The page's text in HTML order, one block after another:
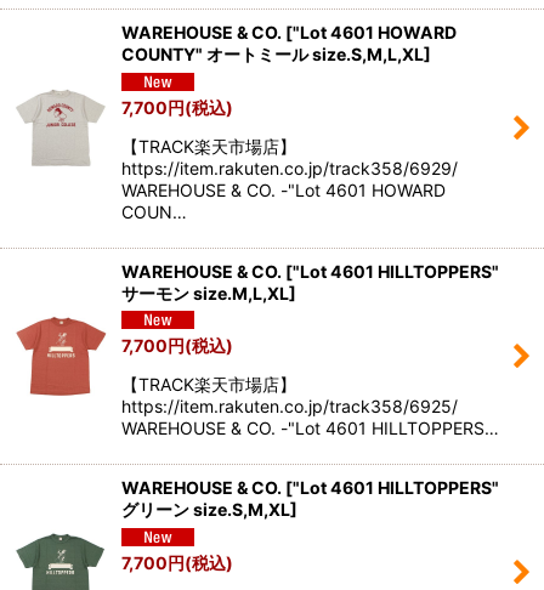
WAREHOUSE & CO. ["Lot 4601 HOWARD
COUNTY" オートミール size.S,M,L,XL]
7,700円(税込)
【TRACK楽天市場店】
https://item.rakuten.co.jp/track358/6929/
WAREHOUSE & CO. -"Lot 4601 HOWARD
COUN…
WAREHOUSE & CO. ["Lot 4601 HILLTOPPERS"
サーモン size.M,L,XL]
7,700円(税込)
【TRACK楽天市場店】
https://item.rakuten.co.jp/track358/6925/
WAREHOUSE & CO. -"Lot 4601 HILLTOPPERS…
WAREHOUSE & CO. ["Lot 4601 HILLTOPPERS"
グリーン size.S,M,XL]
7,700円(税込)